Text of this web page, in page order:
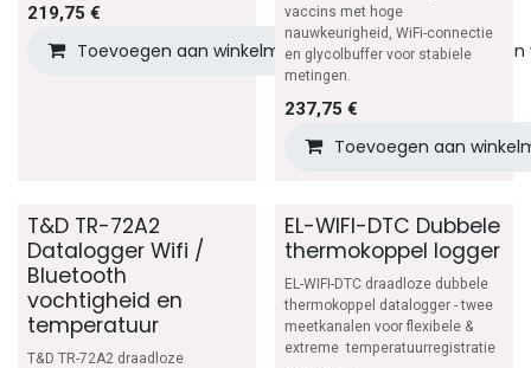
219,75 €
Toevoegen aan winkelmandje Toevoegen aan
vaccins met hoge
nauwkeurigheid, WiFi-connectie
en glycolbuffer voor stabiele
metingen.
237,75 €
Toevoegen aan
T&D TR-72A2
Datalogger Wifi /
Bluetooth
vochtigheid en
temperatuur
T&D TR-72A2 draadloze
EL-WIFI-DTC Dubbele
thermokoppel logger
EL-WIFI-DTC draadloze dubbele
thermokoppel datalogger - twee
meetkanalen voor flexibele &
extreme temperatuurregistratie